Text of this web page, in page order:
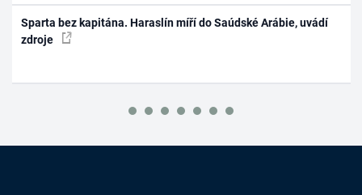
Sparta bez kapitána. Haraslín míří do Saúdské Arábie, uvádí
zdroje